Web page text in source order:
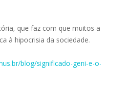
que faz com que muitos a
à hipocrisia da sociedade.
blog/significado-geni-e-o-